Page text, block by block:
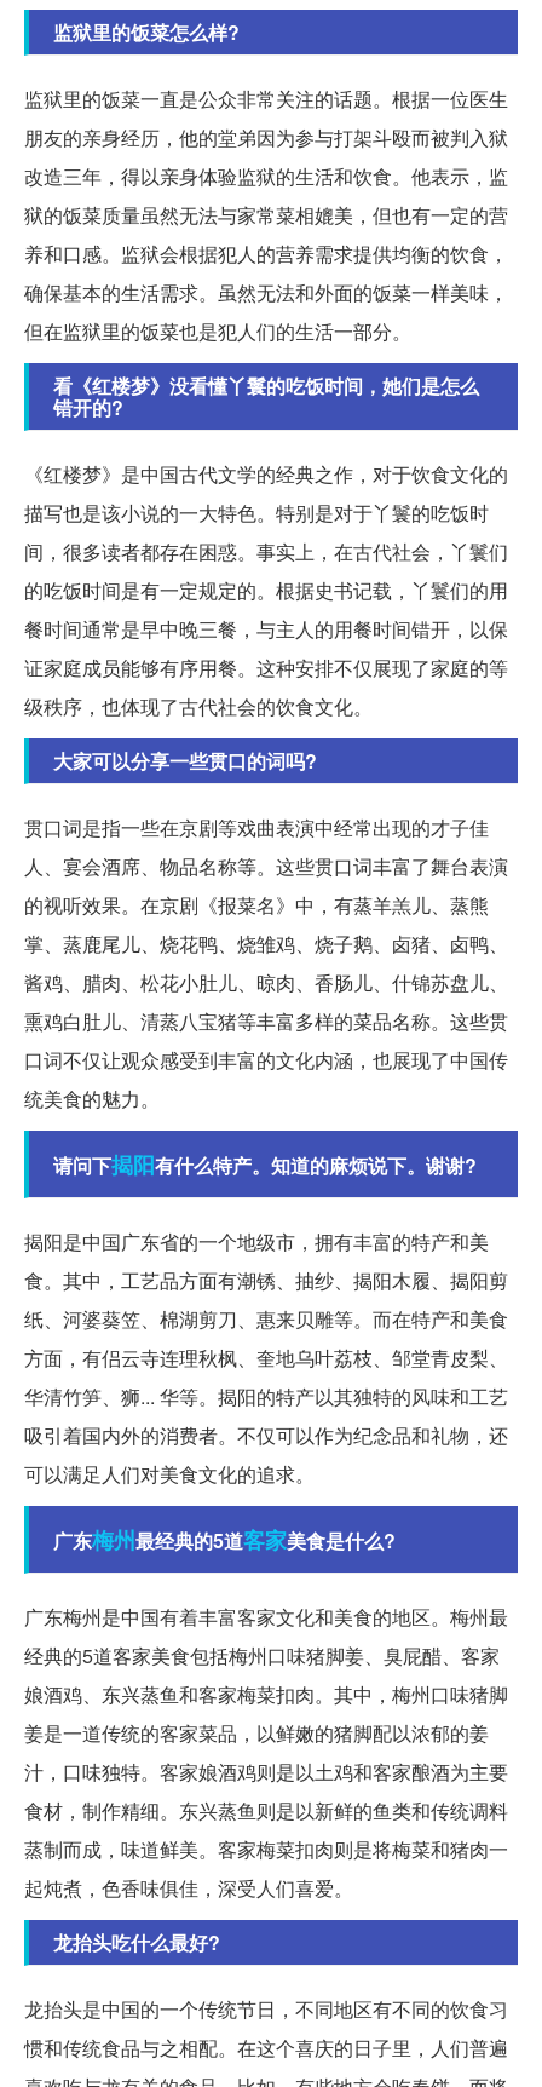
监狱里的饭菜怎么样?
监狱里的饭菜一直是公众非常关注的话题。根据一位医生
朋友的亲身经历，他的堂弟因为参与打架斗殴而被判入狱
改造三年，得以亲身体验监狱的生活和饮食。他表示，监
狱的饭菜质量虽然无法与家常菜相媲美，但也有一定的营
养和口感。监狱会根据犯人的营养需求提供均衡的饮食，
确保基本的生活需求。虽然无法和外面的饭菜一样美味，
但在监狱里的饭菜也是犯人们的生活一部分。
看《红楼梦》没看懂丫鬟的吃饭时间，她们是怎么
错开的?
《红楼梦》是中国古代文学的经典之作，对于饮食文化的
描写也是该小说的一大特色。特别是对于丫鬟的吃饭时
间，很多读者都存在困惑。事实上，在古代社会，丫鬟们
的吃饭时间是有一定规定的。根据史书记载，丫鬟们的用
餐时间通常是早中晚三餐，与主人的用餐时间错开，以保
证家庭成员能够有序用餐。这种安排不仅展现了家庭的等
级秩序，也体现了古代社会的饮食文化。
大家可以分享一些贯口的词吗?
贯口词是指一些在京剧等戏曲表演中经常出现的才子佳
人、宴会酒席、物品名称等。这些贯口词丰富了舞台表演
的视听效果。在京剧《报菜名》中，有蒸羊羔儿、蒸熊
掌、蒸鹿尾儿、烧花鸭、烧雏鸡、烧子鹅、卤猪、卤鸭、
酱鸡、腊肉、松花小肚儿、晾肉、香肠儿、什锦苏盘儿、
熏鸡白肚儿、清蒸八宝猪等丰富多样的菜品名称。这些贯
口词不仅让观众感受到丰富的文化内涵，也展现了中国传
统美食的魅力。
请问下揭阳有什么特产。知道的麻烦说下。谢谢?
揭阳是中国广东省的一个地级市，拥有丰富的特产和美
食。其中，工艺品方面有潮锈、抽纱、揭阳木履、揭阳剪
纸、河婆葵笠、棉湖剪刀、惠来贝雕等。而在特产和美食
方面，有侣云寺连理秋枫、奎地乌叶荔枝、邹堂青皮梨、
华清竹笋、狮... 华等。揭阳的特产以其独特的风味和工艺
吸引着国内外的消费者。不仅可以作为纪念品和礼物，还
可以满足人们对美食文化的追求。
广东梅州最经典的5道客家美食是什么?
广东梅州是中国有着丰富客家文化和美食的地区。梅州最
经典的5道客家美食包括梅州口味猪脚姜、臭屁醋、客家
娘酒鸡、东兴蒸鱼和客家梅菜扣肉。其中，梅州口味猪脚
姜是一道传统的客家菜品，以鲜嫩的猪脚配以浓郁的姜
汁，口味独特。客家娘酒鸡则是以土鸡和客家酿酒为主要
食材，制作精细。东兴蒸鱼则是以新鲜的鱼类和传统调料
蒸制而成，味道鲜美。客家梅菜扣肉则是将梅菜和猪肉一
起炖煮，色香味俱佳，深受人们喜爱。
龙抬头吃什么最好?
龙抬头是中国的一个传统节日，不同地区有不同的饮食习
惯和传统食品与之相配。在这个喜庆的日子里，人们普遍